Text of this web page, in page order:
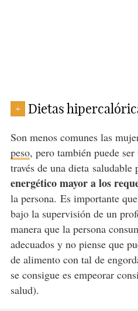
+ Dietas
Son menos comunes las
peso, pero también puede
través de una dieta saludable
energético mayor a los
la persona. Es importante
bajo la supervisión de un
manera que la persona
adecuados y no piense que
de alimento con tal de
se consigue es empeorar
salud).